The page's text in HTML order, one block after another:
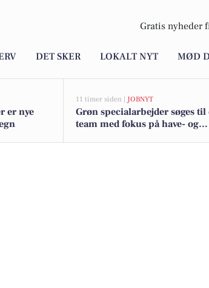
Gratis nyheder
DET SKER LOKALT NYT MØD
er nye
11 timer siden | JOBNYT
Grøn specialarbejder søges
team med fokus på have- og